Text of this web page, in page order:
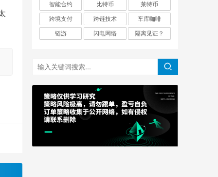
智能合约
比特币
莱特币
跨境支付
跨链技术
车库咖啡
链游
闪电网络 隔离见证？